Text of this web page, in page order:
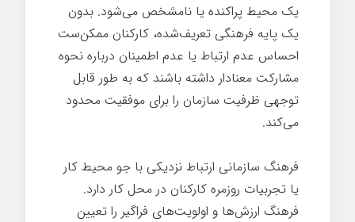
یک محیط پراکنده یا نامشخص می‌شود. بدون
یک پایه فرهنگی تعریف‌شده، کارکنان ممکن‌ست
احساس عدم ارتباط یا عدم اطمینان درباره نحوه
مشارکت معنادار داشته باشند که به طور قابل
توجهی ظرفیت سازمان را برای موفقیت محدود
می‌کند.
فرهنگ سازمانی ارتباط نزدیکی با جو محیط کار
یا تجربیات روزمره کارکنان در محل کار دارد.
فرهنگ ارزش‌ها و اولویت‌های فراگیر را تعیین